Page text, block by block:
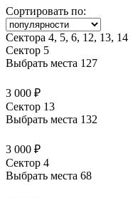
Сортировать по:
Сектора 4, 5, 6, 12, 13, 14
Сектор 5
Выбрать места 127
3 000 ₽
Сектор 13
Выбрать места 132
3 000 ₽
Сектор 4
Выбрать места 68